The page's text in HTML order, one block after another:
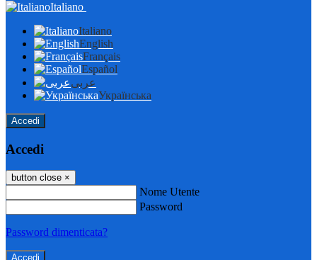
Italiano
Italiano
English
Français
Español
عربى
Українська
Accedi
Accedi
button close ×
Nome Utente
Password
Password dimenticata?